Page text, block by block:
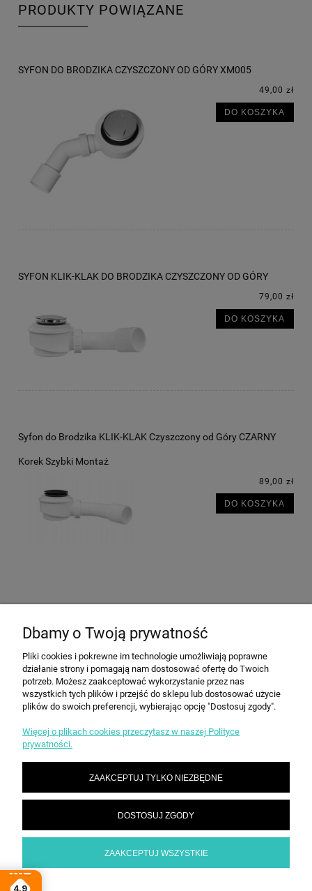
PRODUKTY POWIĄZANE
SYFON DO BRODZIKA CZYSZCZONY OD GÓRY XM005
49,00 zł
DO KOSZYKA
SYFON KLIK-KLAK DO BRODZIKA CZYSZCZONY OD GÓRY
79,00 zł
DO KOSZYKA
Syfon do Brodzika KLIK-KLAK Czyszczony od Góry CZARNY
Korek Szybki Montaż
89,00 zł
DO KOSZYKA
INFORMACJE
ZAKUPY
STREFA KLIENTA
4.9
Dbamy o Twoją prywatność
Pliki cookies i pokrewne im technologie umożliwiają poprawne
działanie strony i pomagają nam dostosować ofertę do Twoich
potrzeb. Możesz zaakceptować wykorzystanie przez nas
wszystkich tych plików i przejść do sklepu lub dostosować użycie
plików do swoich preferencji, wybierając opcję "Dostosuj zgody".
Więcej o plikach cookies przeczytasz w naszej Polityce
prywatności.
ZAAKCEPTUJ TYLKO NIEZBĘDNE
DOSTOSUJ ZGODY
ZAAKCEPTUJ WSZYSTKIE